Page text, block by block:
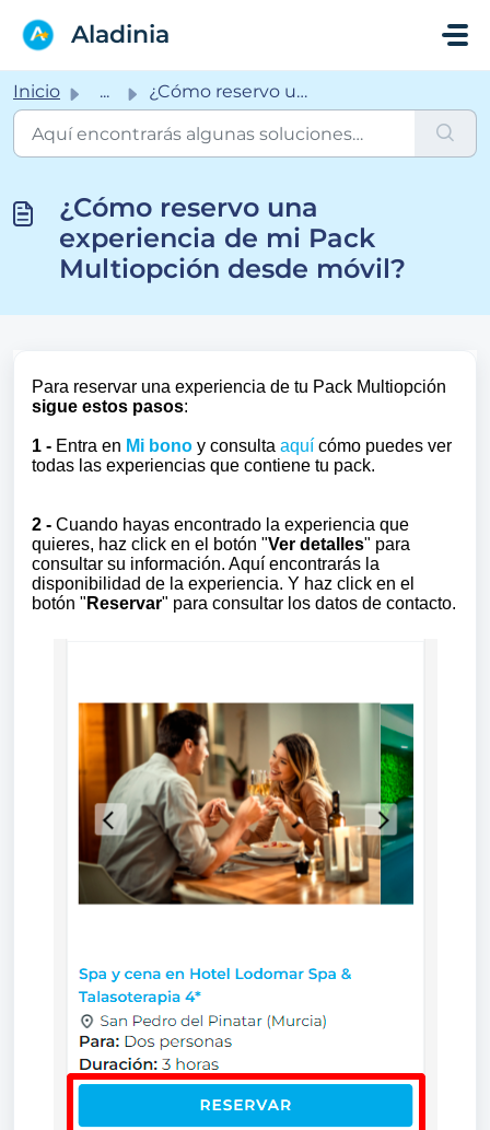
Aladinia
Inicio ... ¿Cómo reservo una experiencia de mi Pack Multiopción desd...
¿Cómo reservo una
experiencia de mi Pack
Multiopción desde móvil?
Para reservar una experiencia de tu Pack Multiopción
sigue estos pasos:
1 - Entra en Mi bono y consulta aquí cómo puedes ver
todas las experiencias que contiene tu pack.
2 - Cuando hayas encontrado la experiencia que
quieres, haz click en el botón "Ver detalles" para
consultar su información. Aquí encontrarás la
disponibilidad de la experiencia. Y haz click en el
botón " Reservar" para consultar los datos de contacto.